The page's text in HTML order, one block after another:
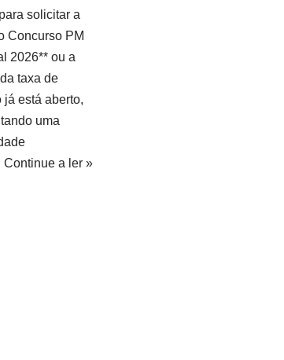
solicitar a
Concurso PM
2026** ou a
taxa de
já está aberto,
uma
Continue a ler »